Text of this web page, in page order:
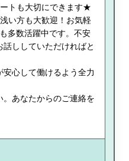
トも大切にできます★
い方も大歓迎！お気軽
多数活躍中です。不安
ししていただければと
心して働けるよう全力
あなたからのご連絡を